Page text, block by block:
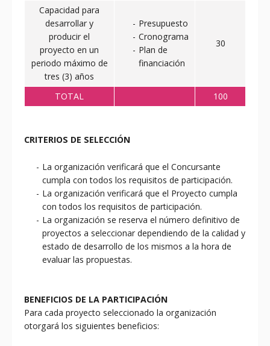
Capacidad para
desarrollar y
producir el
proyecto en un
periodo máximo de
tres (3) años
Presupuesto
Cronograma
Plan de
financiación
30
TOTAL 100
CRITERIOS DE SELECCIÓN
La organización verificará que el Concursante
cumpla con todos los requisitos de participación.
La organización verificará que el Proyecto cumpla
con todos los requisitos de participación.
La organización se reserva el número definitivo de
proyectos a seleccionar dependiendo de la calidad y
estado de desarrollo de los mismos a la hora de
evaluar las propuestas.
BENEFICIOS DE LA PARTICIPACIÓN
Para cada proyecto seleccionado la organización
otorgará los siguientes beneficios: